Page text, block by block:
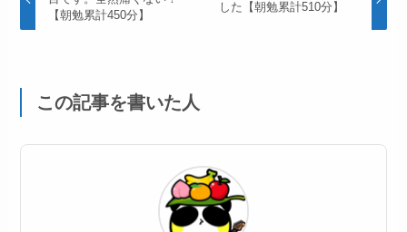
【朝勉累計450分】
した【朝勉累計510分】
この記事を書いた人